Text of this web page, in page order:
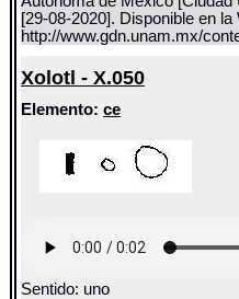
[29-08-2020]. Disponible en la
http://www.gdn.unam.mx/
Xolotl - X.050
Elemento:ce
Sentido: uno